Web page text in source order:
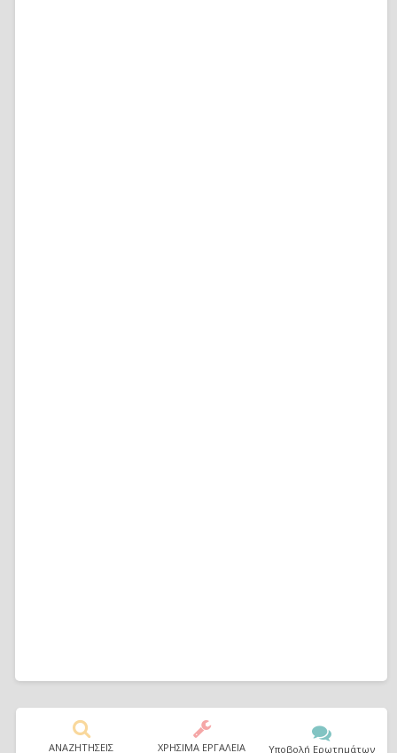
ΑΝΑΖΗΤΗΣΕΙΣ ΧΡΗΣΙΜΑ ΕΡΓΑΛΕΙΑ Υποβολή Ερωτημάτων